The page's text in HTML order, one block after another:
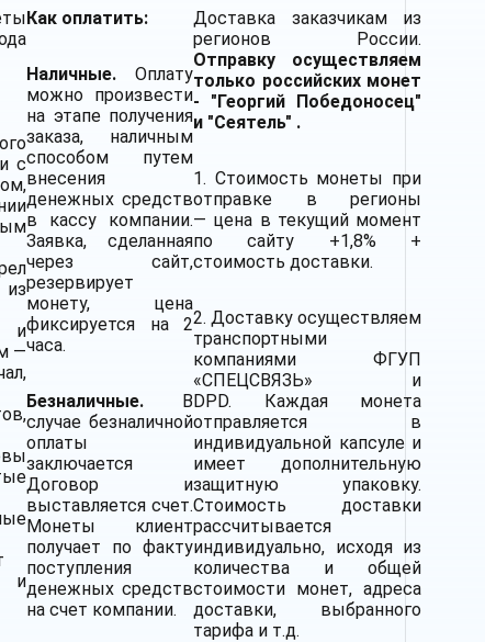
с
и
—
и
Как оплатить:
Наличные. Оплату
можно произвести
на этапе получения
заказа, наличным
способом путем
внесения
денежных средств
в кассу компании.
Заявка, сделанная
через сайт,
резервирует
монету, цена
фиксируется на 2
часа.
Безналичные.
В
случае безналичной
оплаты
заключается
Договор и
выставляется счет.
Монеты клиент
получает по факту
поступления
денежных средств
на счет компании.
Доставка заказчикам из
регионов России.
Отправку осуществляем
только российских монет
- "Георгий Победоносец"
и "Сеятель" .
1. Стоимость монеты при
отправке в регионы
— цена в текущий момент
по сайту +1,8% +
стоимость доставки.
2. Доставку осуществляем
транспортными
компаниями
ФГУП
«СПЕЦСВЯЗЬ» и
DPD. Каждая монета
отправляется в
индивидуальной капсуле и
имеет дополнительную
защитную упаковку.
Стоимость доставки
рассчитывается
индивидуально, исходя из
количества и общей
стоимости монет, адреса
доставки, выбранного
тарифа и т.д.